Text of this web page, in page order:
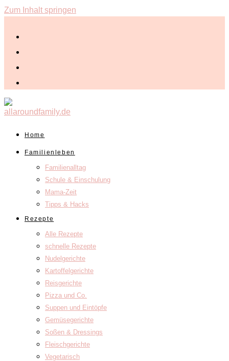
Zum Inhalt springen
Home
Familienleben
Familienalltag
Schule & Einschulung
Mama-Zeit
Tipps & Hacks
Rezepte
Alle Rezepte
schnelle Rezepte
Nudelgerichte
Kartoffelgerichte
Reisgerichte
Pizza und Co.
Suppen und Eintöpfe
Gemüsegerichte
Soßen & Dressings
Fleischgerichte
Vegetarisch